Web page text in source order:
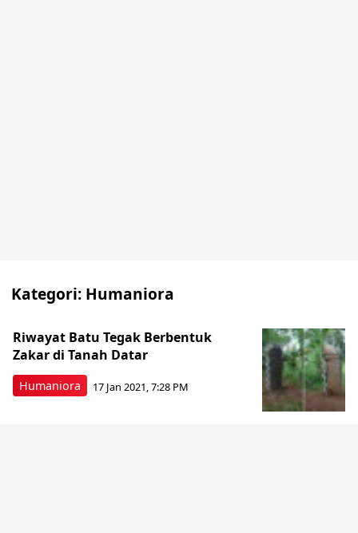
Kategori: Humaniora
Humaniora
Riwayat Batu Tegak Berbentuk
Zakar di Tanah Datar
17 Jan 2021, 7:28 PM